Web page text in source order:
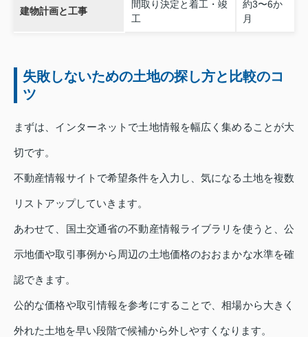
建物計画と工事
間取り決定と着工・竣
工
約3〜6か
月
失敗しないための土地の探し方と比較のコ
ツ
まずは、インターネットで土地情報を幅広く集めることが大
切です。
不動産情報サイトで希望条件を入力し、気になる土地を複数
リストアップしていきます。
あわせて、国土交通省の不動産情報ライブラリを使うと、公
示地価や取引事例から周辺の土地価格のおおまかな水準を確
認できます。
公的な価格や取引情報を参考にすることで、相場から大きく
外れた土地を早い段階で候補から外しやすくなります。